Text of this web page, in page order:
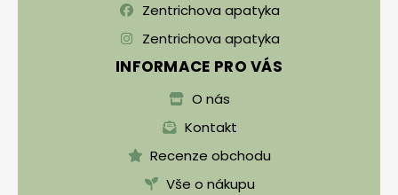
Zentrichova apatyka
Zentrichova apatyka
INFORMACE PRO VÁS
O nás
Kontakt
Recenze obchodu
Vše o nákupu